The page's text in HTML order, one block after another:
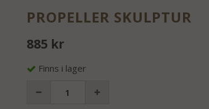
PROPELLER SKULPTUR
885 kr
Finns i lager